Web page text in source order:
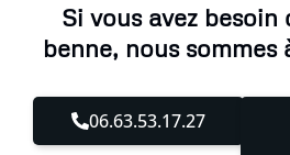
Si vous avez besoin
benne, nous sommes
06.63.53.17.27